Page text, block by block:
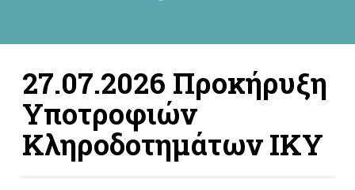
27.07.2026 Προκήρυξη
Υποτροφιών
Κληροδοτημάτων ΙΚΥ